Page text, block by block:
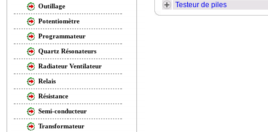
Outillage
Potentiomètre
Programmateur
Quartz Résonateurs
Radiateur Ventilateur
Relais
Résistance
Semi-conducteur
Transformateur
Testeur de piles